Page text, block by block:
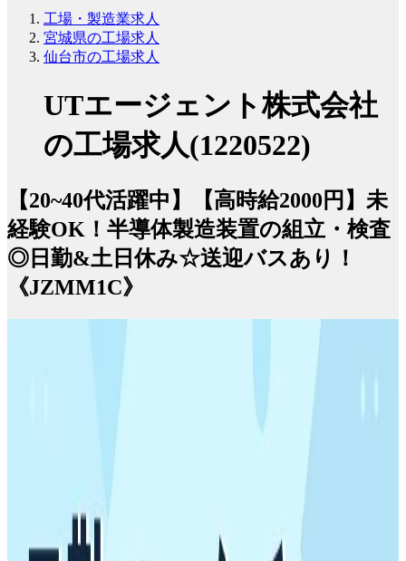
工場・製造業求人
宮城県の工場求人
仙台市の工場求人
UTエージェント株式会社
の工場求人(1220522)
【20~40代活躍中】【高時給2000円】未
経験OK！半導体製造装置の組立・検査
◎日勤&土日休み☆送迎バスあり！
《JZMM1C》